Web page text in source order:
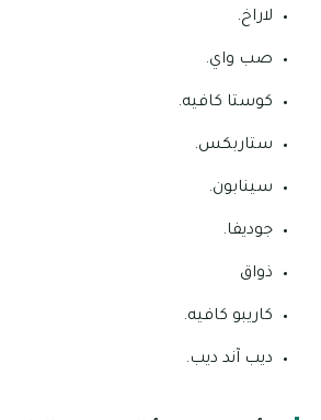
لاراخ.
صب واي.
كوستا كافيه.
ستاربكس.
سينابون.
جوديفا.
ذواق
كاريبو كافيه.
ديب آند ديب.